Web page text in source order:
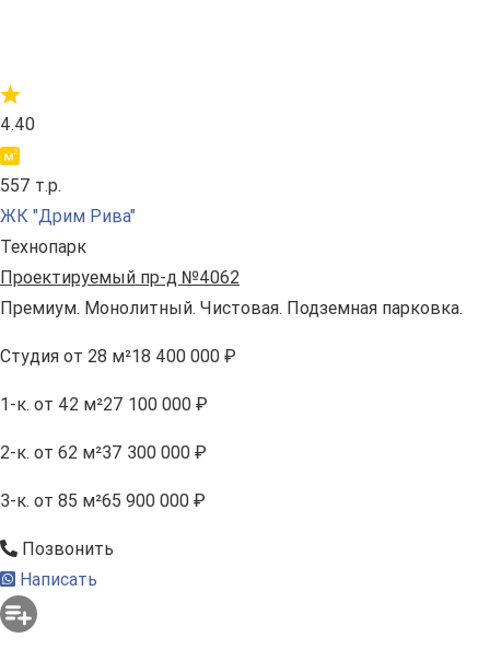
4.40
557 т.р.
ЖК "Дрим Рива"
Технопарк
Проектируемый пр-д №4062
Премиум. Монолитный. Чистовая. Подземная парковка.
Студия от 28 м²18 400 000 ₽
1-к. от 42 м²27 100 000 ₽
2-к. от 62 м²37 300 000 ₽
3-к. от 85 м²65 900 000 ₽
Позвонить
Написать